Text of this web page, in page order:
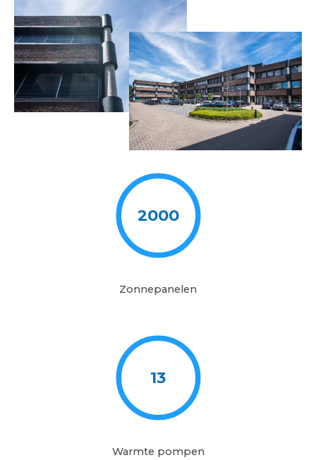
2000
Zonnepanelen
13
Warmte pompen